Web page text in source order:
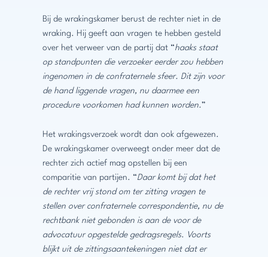
Bij de wrakingskamer berust de rechter niet in de
wraking. Hij geeft aan vragen te hebben gesteld
over het verweer van de partij dat “haaks staat
op standpunten die verzoeker eerder zou hebben
ingenomen in de confraternele sfeer. Dit zijn voor
de hand liggende vragen, nu daarmee een
procedure voorkomen had kunnen worden.”
Het wrakingsverzoek wordt dan ook afgewezen.
De wrakingskamer overweegt onder meer dat de
rechter zich actief mag opstellen bij een
comparitie van partijen. “Daar komt bij dat het
de rechter vrij stond om ter zitting vragen te
stellen over confraternele correspondentie, nu de
rechtbank niet gebonden is aan de voor de
advocatuur opgestelde gedragsregels.
Voorts
blijkt uit de zittingsaantekeningen niet dat er